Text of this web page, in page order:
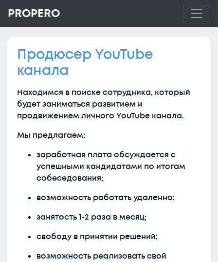
PROPERO
Продюсер YouTube
канала
Находимся в поиске сотрудника, который
будет заниматься развитием и
продвижением личного YouTube канала.
Мы предлагаем:
заработная плата обсуждается с
успешными кандидатами по итогам
собеседования;
возможность работать удаленно;
занятость 1-2 раза в месяц;
свободу в принятии решений;
возможность реализовать свой